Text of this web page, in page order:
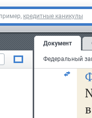
кредитные каникулы
Документ